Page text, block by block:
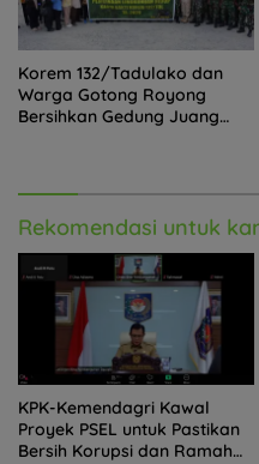
Korem 132/Tadulako dan
Warga Gotong Royong
Bersihkan Gedung Juang
Rekomendasi untuk
KPK-Kemendagri Kawal
Proyek PSEL untuk Pastikan
Bersih Korupsi dan Ramah